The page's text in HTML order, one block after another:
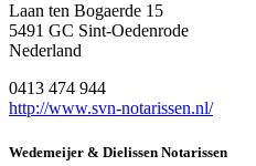
Laan ten Bogaerde 15
5491 GC Sint-Oedenrode
Nederland
0413 474 944
http://www.svn-notarissen.nl/
Wedemeijer & Dielissen Notarissen